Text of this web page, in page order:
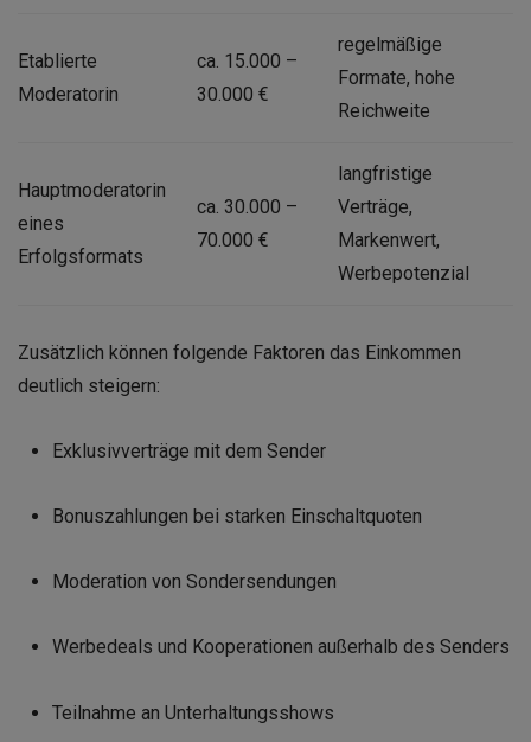
Etablierte
Moderatorin
ca. 15.000 –
30.000 €
regelmäßige
Formate, hohe
Reichweite
Hauptmoderatorin
eines
Erfolgsformats
ca. 30.000 –
70.000 €
langfristige
Verträge,
Markenwert,
Werbepotenzial
Zusätzlich können folgende Faktoren das Einkommen
deutlich steigern:
Exklusivverträge mit dem Sender
Bonuszahlungen bei starken Einschaltquoten
Moderation von Sondersendungen
Werbedeals und Kooperationen außerhalb des Senders
Teilnahme an Unterhaltungsshows